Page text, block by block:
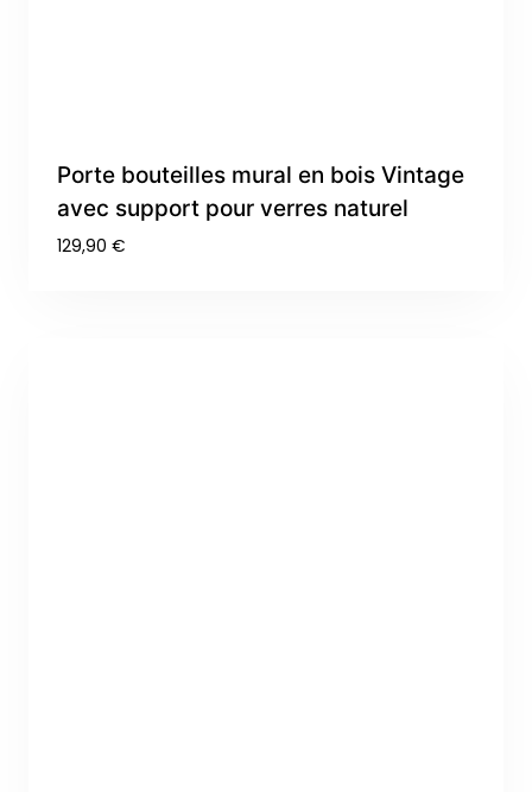
Porte bouteilles mural en bois Vintage
avec support pour verres naturel
129,90 €